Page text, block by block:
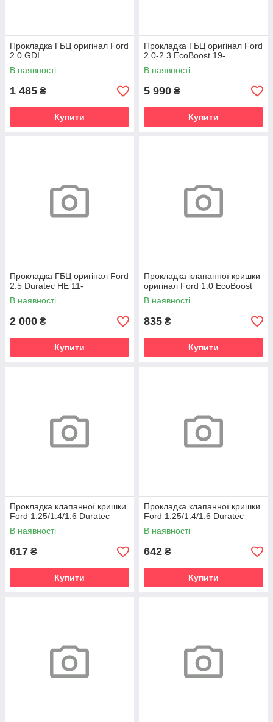
Прокладка ГБЦ оригінал Ford
2.0 GDI
В наявності
1 485 ₴
Купити
Прокладка ГБЦ оригінал Ford
2.0-2.3 EcoBoost 19-
В наявності
5 990 ₴
Купити
Прокладка ГБЦ оригінал Ford
2.5 Duratec HE 11-
В наявності
2 000 ₴
Купити
Прокладка клапанної кришки
оригінал Ford 1.0 EcoBoost
В наявності
835 ₴
Купити
Прокладка клапанної кришки
Ford 1.25/1.4/1.6 Duratec
В наявності
617 ₴
Купити
Прокладка клапанної кришки
Ford 1.25/1.4/1.6 Duratec
В наявності
642 ₴
Купити